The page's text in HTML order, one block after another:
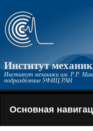
Перейти
основному
Институт
Институт механики им. Р.Р.
подразделение УФИЦ РАН
Основная